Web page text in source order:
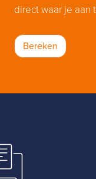
direct waar je aan
Bereken